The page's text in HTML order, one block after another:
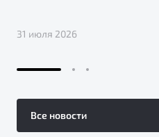
31 июля 2026
Все новости